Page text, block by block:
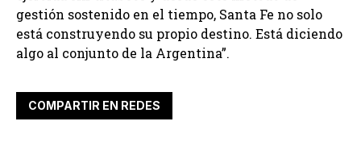
gestión sostenido en el tiempo, Santa Fe no solo
está construyendo su propio destino. Está diciendo
algo al conjunto de la Argentina”.
COMPARTIR EN REDES